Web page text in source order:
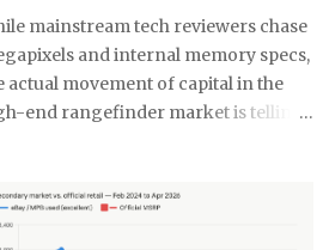
쓰레기로 버리면 돼요. 종량제 봉투에 넣
버리는 게 가장 간단해요. 화장실에 작은
기통 하나 놓고 거기에 모았다가 한 번에
면 편해요. 저는 이제 화장실에 작은 쓰레
를 유발할 수 있어서 건강에도 안 좋아요.
히 어린아이나 노약자가 있는 집이라면 더
써야 해요. 식초가 곰팡이 제거에 효과적
짜 이유 식초의 산성 성분이 곰팡이를 죽
는 자연 재료라 독한 화학물질 걱정도 없어
. 시중에 파는 곰팡이 제거제들 성분표 보면
mainstream tech reviewers chase
and internal memory specs,
actual movement of capital in the
end rangefinder market is telling
iteration of a digital platform
commands the highest price